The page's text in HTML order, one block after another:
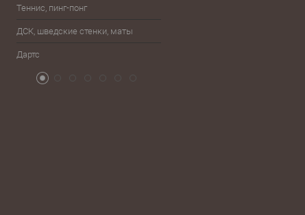
Теннис, пинг-понг
ДСК, шведские стенки, маты
Дартс